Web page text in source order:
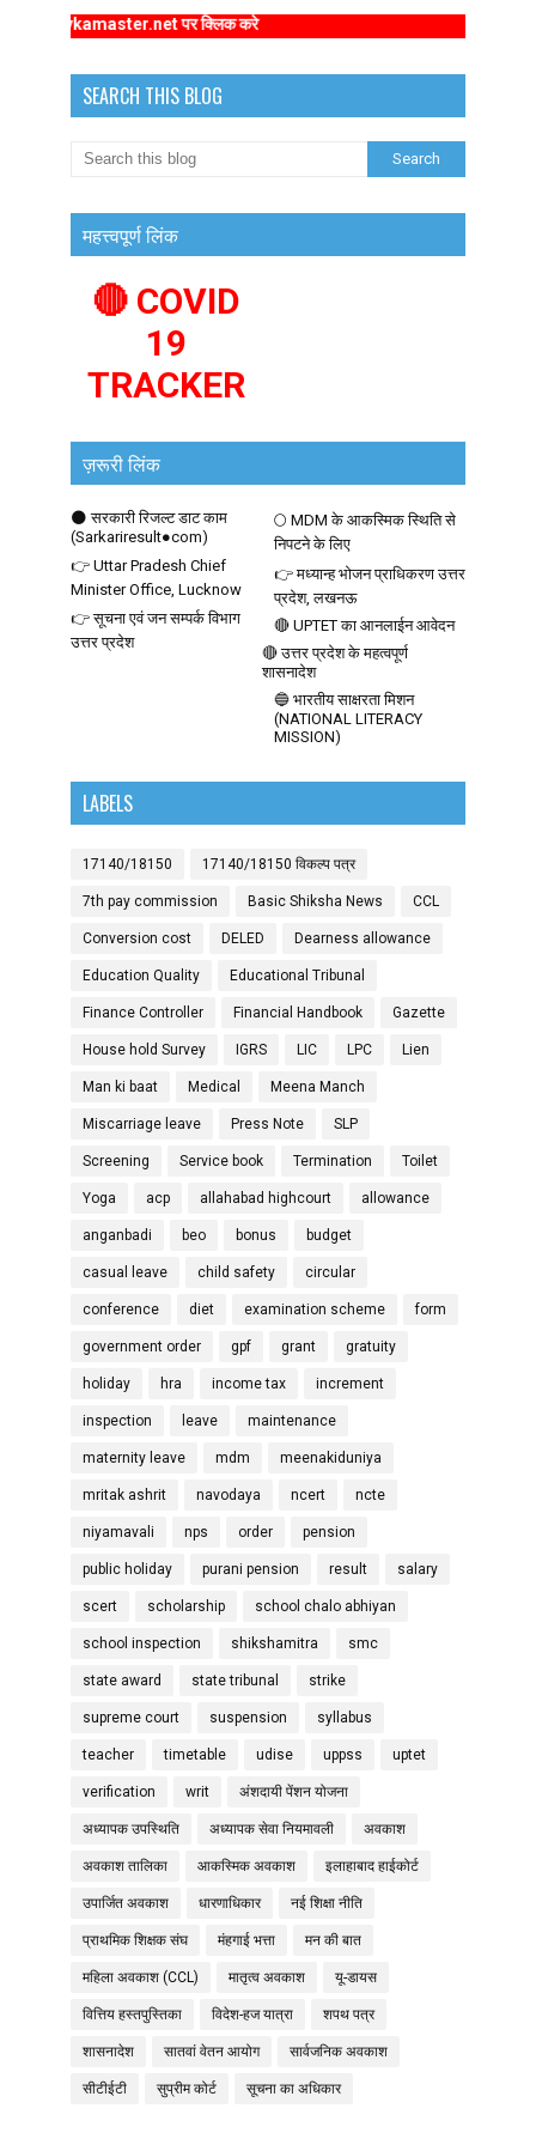
पर क्लिक करे
SEARCH THIS BLOG
महत्त्वपूर्ण लिंक
🔴 COVID
19
TRACKER
ज़रूरी लिंक
🌑 सरकारी रिजल्ट डाट काम
(Sarkariresult●com)
🌕 MDM के आकस्मिक स्थिति से
निपटने के लिए
👉 Uttar Pradesh Chief
Minister Office, Lucknow
👉 मध्यान्ह भोजन प्राधिकरण उत्तर
प्रदेश, लखनऊ
👉 सूचना एवं जन सम्पर्क विभाग
उत्तर प्रदेश
🔴 UPTET का आनलाईन आवेदन
🔴 उत्तर प्रदेश के महत्वपूर्ण
शासनादेश
🔵 भारतीय साक्षरता मिशन
(NATIONAL LITERACY
MISSION)
LABELS
17140/18150 17140/18150 विकल्प पत्र
7th pay commission Basic Shiksha News CCL
Conversion cost DELED Dearness allowance
Education Quality Educational Tribunal
Finance Controller Financial Handbook Gazette
House hold Survey IGRS LIC LPC Lien
Man ki baat Medical Meena Manch
Miscarriage leave Press Note SLP
Screening Service book Termination Toilet
Yoga acp allahabad highcourt allowance
anganbadi beo bonus budget
casual leave child safety circular
conference diet examination scheme form
government order gpf grant gratuity
holiday hra income tax increment
inspection leave maintenance
maternity leave mdm meenakiduniya
mritak ashrit navodaya ncert ncte
niyamavali nps order pension
public holiday purani pension result salary
scert scholarship school chalo abhiyan
school inspection shikshamitra smc
state award state tribunal strike
supreme court suspension syllabus
teacher timetable udise uppss uptet
verification writ अंशदायी पेंशन योजना
अध्यापक उपस्थिति अध्यापक सेवा नियमावली अवकाश
अवकाश तालिका आकस्मिक अवकाश इलाहाबाद हाईकोर्ट
उपार्जित अवकाश धारणाधिकार नई शिक्षा नीति
प्राथमिक शिक्षक संघ मंहगाई भत्ता मन की बात
महिला अवकाश (CCL) मातृत्व अवकाश यू-डायस
वित्तिय हस्तपुस्तिका विदेश-हज यात्रा शपथ पत्र
शासनादेश सातवां वेतन आयोग सार्वजनिक अवकाश
सीटीईटी सुप्रीम कोर्ट सूचना का अधिकार